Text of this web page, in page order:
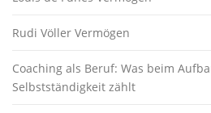
Rudi Völler Vermögen
Coaching als Beruf: Was beim
Selbstständigkeit zählt